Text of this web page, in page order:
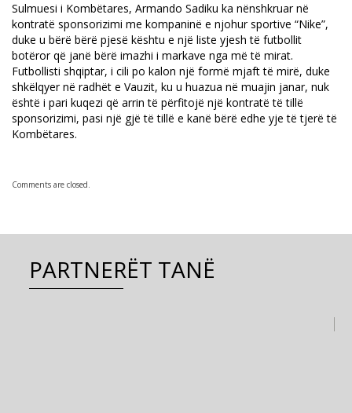
Sulmuesi i Kombëtares, Armando Sadiku ka nënshkruar në
kontratë sponsorizimi me kompaninë e njohur sportive “Nike”,
duke u bërë bërë pjesë kështu e një liste yjesh të futbollit
botëror që janë bërë imazhi i markave nga më të mirat.
Futbollisti shqiptar, i cili po kalon një formë mjaft të mirë, duke
shkëlqyer në radhët e Vauzit, ku u huazua në muajin janar, nuk
është i pari kuqezi që arrin të përfitojë një kontratë të tillë
sponsorizimi, pasi një gjë të tillë e kanë bërë edhe yje të tjerë të
Kombëtares.
Comments are closed.
PARTNERËT TANË